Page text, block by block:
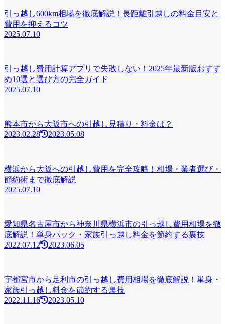
引っ越し600km相場を徹底解説！長距離引越しの料金目安と
費用を抑えるコツ
2025.07.10
引っ越し費用計算アプリで失敗しない！2025年最新版おすす
め10選と選び方の完全ガイド
2025.07.10
熊本市から大阪市への引越し見積り・料金は？
2023.02.28
2023.05.08
横浜から大阪への引越し費用を完全攻略！相場・業者選び・
節約術まで徹底解説
2025.07.10
愛知県名古屋市から神奈川県横浜市の引っ越し費用相場を徹
底解説！単身パック・家族引っ越し料金を節約する裏技
2022.07.12
2023.06.05
宇都宮市から足利市の引っ越し費用相場を徹底解説！単身・
家族引っ越し料金を節約する裏技
2022.11.16
2023.05.10